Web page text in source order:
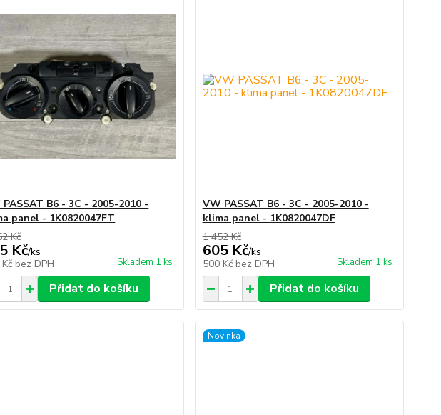
B6 - 3C - 2005-2010 -
panel - 1K0820047FT
Kč
Kč/ks
bez DPH Skladem 1 ks
Přidat do košíku
VW PASSAT B6 - 3C - 2005-2010 -
klima panel - 1K0820047DF
1 452 Kč
605 Kč/ks
500 Kč bez DPH Skladem 1 ks
Přidat do košíku
Novinka